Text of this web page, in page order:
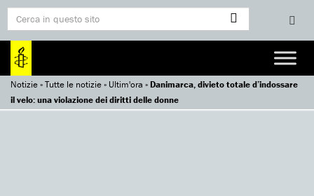
Notizie»Tutte le notizie» Ultim'ora »Danimarca, divieto totale d’indossare
il velo: una violazione dei diritti delle donne